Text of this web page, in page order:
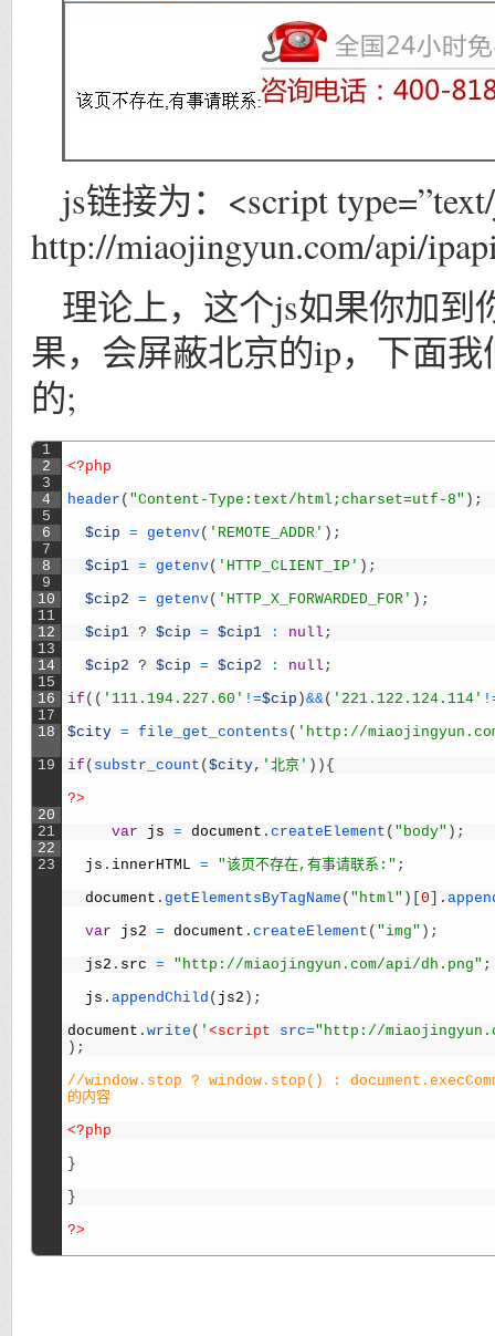
js链接为：<script
http://miaojingyun.com/api/
理论上，这个js如果你加
果，会屏蔽北京的ip，下面
的;
1
2
3
4
5
6
7
8
9
10
11
12
13
14
15
16
17
18
19
20
21
22
23
<?php
header ( "Content-Type:text/html;charset=utf-8" ) ;
$cip = getenv( 'REMOTE_ADDR' ) ;
$cip1 = getenv( 'HTTP_CLIENT_IP' ) ;
$cip2 = getenv( 'HTTP_X_FORWARDED_FOR' ) ;
$cip1 ? $cip = $cip1 : null ;
$cip2 ? $cip = $cip2 : null ;
if ( ( '111.194.227.60' !=$cip )&&( '221.122.124.114'
$city = file_get_contents ( 'http://
if ( substr_count ( $city, '北京' ) ) {
?>
var
js = document . createElement ( "body" ) ;
js . innerHTML = "该页不存在,有事请联系:" ;
document . getElementsByTagName ( "html" ) 0 .
var
js2 = document . createElement ( "img" ) ;
js2 . src = "http://miaojingyun.com/api/dh.png" ;
js . appendChild ( js2 ) ;
document . write ( ' <script src="http://
) ;
//window.stop ? window.stop() :
的内容
<?php
}
}
?>